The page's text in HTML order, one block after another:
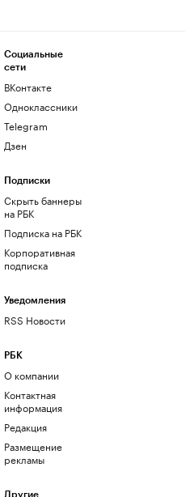
Социальные
сети
ВКонтакте
Одноклассники
Telegram
Дзен
Подписки
Скрыть баннеры
на РБК
Подписка на РБК
Корпоративная
подписка
Уведомления
RSS Новости
РБК
О компании
Контактная
информация
Редакция
Размещение
рекламы
Другие